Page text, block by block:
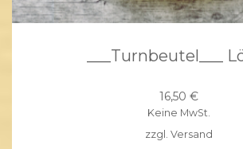
___Turnbeutel___
16,50 €
Keine MwSt.
zzgl. Versand